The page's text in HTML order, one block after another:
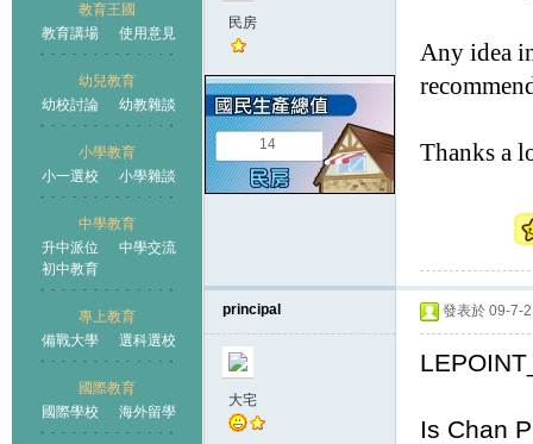
教育王國
教育講場
使用意見
幼兒教育
幼校討論
幼教雜談
小學教育
小一選校
小學雜談
中學教育
升中派位
中學交流
初中教育
專上教育
備戰大學
選科選校
國際教育
國際學校
海外留學
王國
民房
14
Any idea
Thanks a
principal
大宅
發表於 09-7-
Is Chan